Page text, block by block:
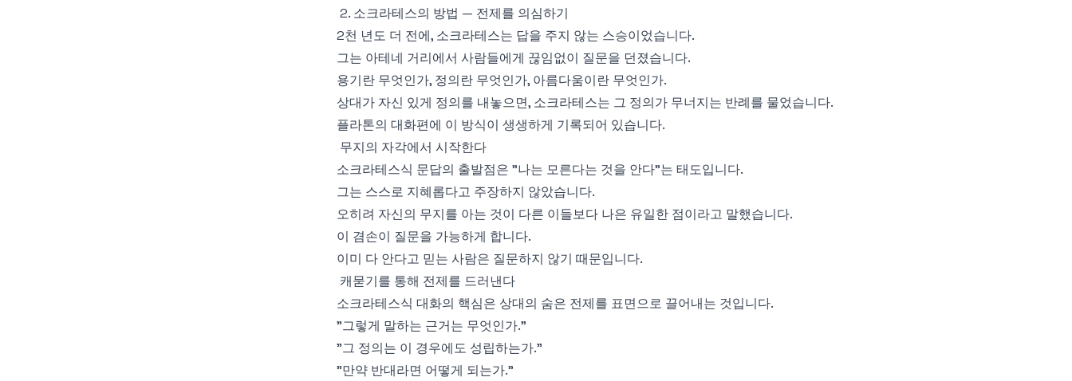
2. 소크라테스의 방법 — 전제를 의심하기
2천 년도 더 전에, 소크라테스는 답을 주지 않는 스승이었습니다.
그는 아테네 거리에서 사람들에게 끊임없이 질문을 던졌습니다.
용기란 무엇인가, 정의란 무엇인가, 아름다움이란 무엇인가.
상대가 자신 있게 정의를 내놓으면, 소크라테스는 그 정의가 무너지는 반례를 물었습니다.
플라톤의 대화편에 이 방식이 생생하게 기록되어 있습니다.
무지의 자각에서 시작한다
소크라테스식 문답의 출발점은 "나는 모른다는 것을 안다"는 태도입니다.
그는 스스로 지혜롭다고 주장하지 않았습니다.
오히려 자신의 무지를 아는 것이 다른 이들보다 나은 유일한 점이라고 말했습니다.
이 겸손이 질문을 가능하게 합니다.
이미 다 안다고 믿는 사람은 질문하지 않기 때문입니다.
캐묻기를 통해 전제를 드러낸다
소크라테스식 대화의 핵심은 상대의 숨은 전제를 표면으로 끌어내는 것입니다.
"그렇게 말하는 근거는 무엇인가."
"그 정의는 이 경우에도 성립하는가."
"만약 반대라면 어떻게 되는가."